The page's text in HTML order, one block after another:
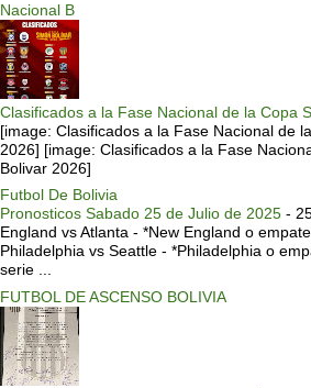
Nacional B
Clasificados a la Fase Nacional de la Copa
[image: Clasificados a la Fase Nacional de
2026] [image: Clasificados a la Fase
Bolivar 2026]
Futbol De Bolivia
Pronosticos Sabado 25 de Julio de 2025 -
England vs Atlanta - *New England o
Philadelphia vs Seattle - *Philadelphia o
serie ...
FUTBOL DE ASCENSO BOLIVIA